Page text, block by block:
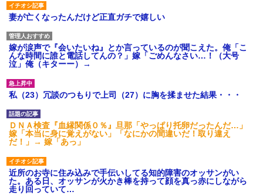
妻が亡くなったんだけど正直ガチで嬉しい
嫁が涙声で『会いたいね』とか言っているのが聞こえた。俺「こ
んな時間に誰と電話してんの？」嫁「ごめんなさい…！（大号
泣」俺（キターー）→
私（23）冗談のつもりで上司（27）に胸を揉ませた結果・・・
ＤＮＡ検査『血縁関係０％』旦那「やっぱり托卵だったんだ…」
嫁「本当に身に覚えがない」「なにかの間違いだ！取り違え
だ！」→ 嫁「あっ」
近所のお寺に住み込みで手伝いしてる知的障害のオッサンがい
た。ある日、オッサンが火かき棒を持って顔を真っ赤にしながら
走り回っていて…